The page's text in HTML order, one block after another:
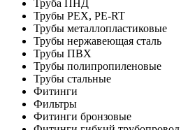
Труба ПНД
Трубы PEX, PE-RT
Трубы металлопластиковые
Трубы нержавеющая сталь
Трубы ПВХ
Трубы полипропиленовые
Трубы стальные
Фитинги
Фильтры
Фитинги бронзовые